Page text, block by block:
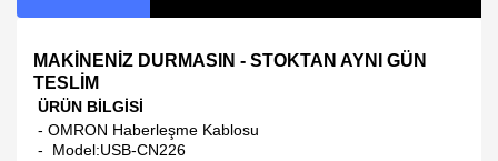
MAKİNENİZ DURMASIN - STOKTAN AYNI GÜN
TESLİM
ÜRÜN BİLGİSİ
- OMRON Haberleşme Kablosu
- Model:USB-CN226